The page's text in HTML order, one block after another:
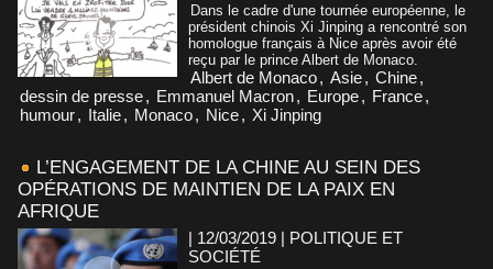
Dans le cadre d'une tournée européenne, le
président chinois Xi Jinping a rencontré son
homologue français à Nice après avoir été
reçu par le prince Albert de Monaco.
Albert de Monaco, Asie, Chine,
dessin de presse, Emmanuel Macron, Europe, France,
humour, Italie, Monaco, Nice, Xi Jinping
L’ENGAGEMENT DE LA CHINE AU SEIN DES
OPÉRATIONS DE MAINTIEN DE LA PAIX EN
AFRIQUE
| 12/03/2019 | POLITIQUE ET
SOCIÉTÉ